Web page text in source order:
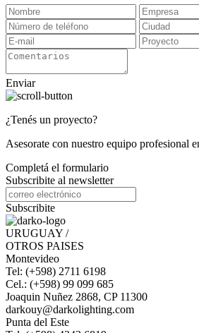
Enviar
¿Tenés un proyecto?
Asesorate con nuestro equipo profesional
Completá el formulario
Subscribite al newsletter
Subscribite
URUGUAY /
OTROS PAISES
Montevideo
Tel: (+598) 2711 6198
Cel.: (+598) 99 099 685
Joaquin Nuñez 2868, CP 11300
darkouy@darkolighting.com
Punta del Este